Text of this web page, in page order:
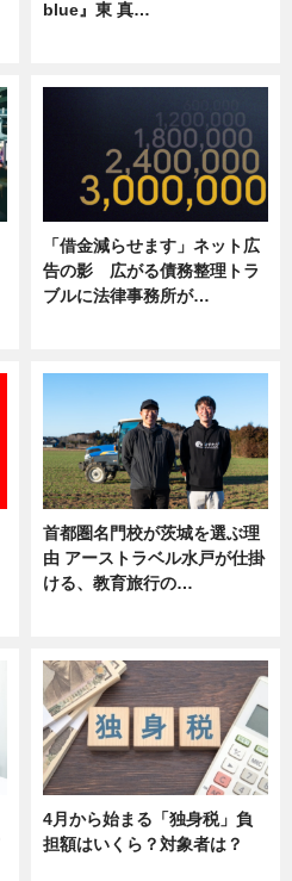
blue』東 真…
「借金減らせます」ネット広
告の影 広がる債務整理トラ
ブルに法律事務所が…
首都圏名門校が茨城を選ぶ理
由 アーストラベル水戸が仕掛
ける、教育旅行の…
4月から始まる「独身税」負
担額はいくら？対象者は？